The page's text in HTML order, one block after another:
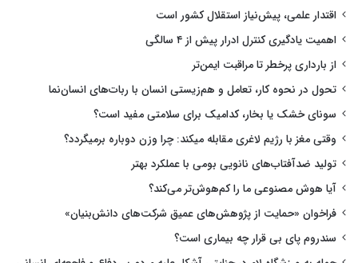
اقتدار علمی، پیش‌نیاز استقلال کشور است
اهمیت یادگیری کنترل ادرار پیش از ۴ سالگی
از بارداری پرخطر تا مراقبت ایمن‌تر
تحول در نحوه کار، تعامل و هم‌زیستی انسان با ربات‌های انسان‌نما
سونای خشک یا بخار، کدامیک برای سلامتی مفید است؟
وقتی مغز با رژیم لاغری مقابله میکند: چرا وزن دوباره برمیگردد؟
تولید ضدآفتاب‌های نانویی بومی با عملکرد بهتر
آیا هوش مصنوعی ما را کم‌هوش‌تر می‌کند؟
فراخوان «حمایت از پژوهش‌های عمیق شرکت‌های دانش‌بنیان»
سندروم پای بی قرار چه بیماری است؟